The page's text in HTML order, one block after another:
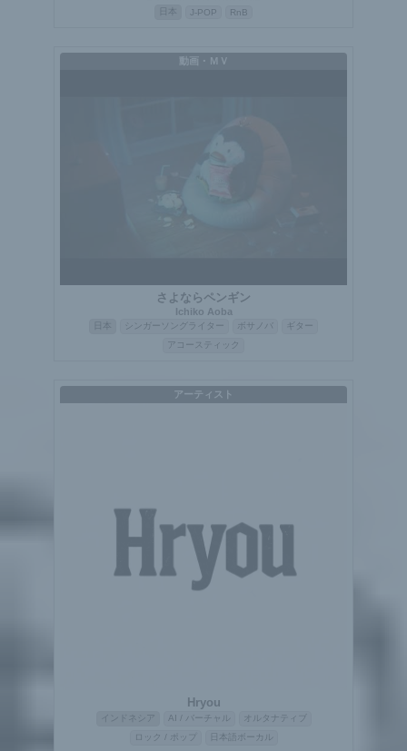
J-POP RnB
動画・ＭＶ
さよならペンギン
Ichiko Aoba
シンガーソングライター ボサノバ
ギター
アコースティック
アーティスト
Hryou
インドネシア AI / バーチャル
オルタナティブ
ロック / ポップ
日本語ボーカル